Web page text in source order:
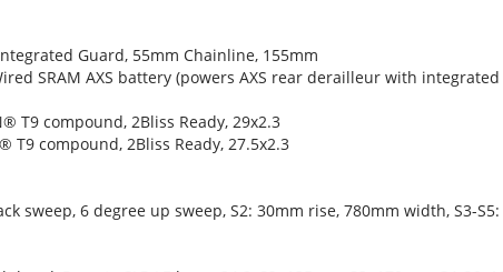
Guard, 55mm Chainline, 155mm
SRAM AXS battery (powers AXS rear derailleur with
T9 compound, 2Bliss Ready, 29x2.3
T9 compound, 2Bliss Ready, 27.5x2.3
sweep, 6 degree up sweep, S2: 30mm rise, 780mm width, S3-